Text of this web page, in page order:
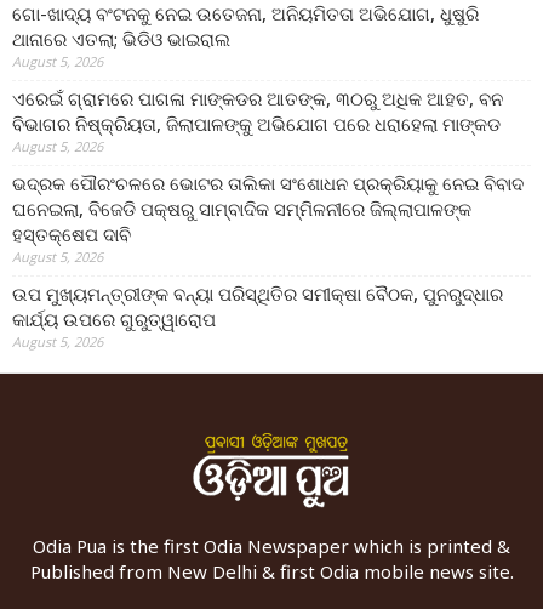
ଗୋ-ଖାଦ୍ୟ ବଂଟନକୁ ନେଇ ଉତେଜନା, ଅନିୟମିତତା ଅଭିଯୋଗ, ଧୁଷୁରି
ଥାନାରେ ଏତଲା; ଭିଡିଓ ଭାଇରାଲ
August 5, 2026
ଏରେଇଁ ଗ୍ରାମରେ ପାଗଳା ମାଙ୍କଡର ଆତଙ୍କ, ୩୦ରୁ ଅଧିକ ଆହତ, ବନ
ବିଭାଗର ନିଷ୍କ୍ରିୟତା, ଜିଲାପାଳଙ୍କୁ ଅଭିଯୋଗ ପରେ ଧରାହେଲା ମାଙ୍କଡ
August 5, 2026
ଭଦ୍ରକ ପୌରଂଚଳରେ ଭୋଟର ତାଲିକା ସଂଶୋଧନ ପ୍ରକ୍ରିୟାକୁ ନେଇ ବିବାଦ
ଘନେଇଲା, ବିଜେଡି ପକ୍ଷରୁ ସାମ୍ବାଦିକ ସମ୍ମିଳନୀରେ ଜିଲ୍ଲାପାଳଙ୍କ
ହସ୍ତକ୍ଷେପ ଦାବି
August 5, 2026
ଉପ ମୁଖ୍ୟମନ୍ତ୍ରୀଙ୍କ ବନ୍ୟା ପରିସ୍ଥିତିର ସମୀକ୍ଷା ବୈଠକ, ପୁନରୁଦ୍ଧାର
କାର୍ଯ୍ୟ ଉପରେ ଗୁରୁତ୍ୱାରୋପ
August 5, 2026
Odia Pua is the first Odia Newspaper which is printed &
Published from New Delhi & first Odia mobile news site.